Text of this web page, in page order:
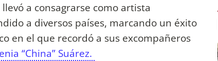
a consagrarse como artista
a diversos países, marcando un éxito
en el que recordó a sus excompañeros
“China” Suárez.